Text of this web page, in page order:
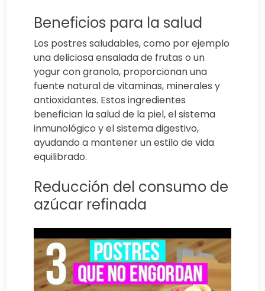
Beneficios para la salud
Los postres saludables, como por ejemplo
una deliciosa ensalada de frutas o un
yogur con granola, proporcionan una
fuente natural de vitaminas, minerales y
antioxidantes. Estos ingredientes
benefician la salud de la piel, el sistema
inmunológico y el sistema digestivo,
ayudando a mantener un estilo de vida
equilibrado.
Reducción del consumo de
azúcar refinada